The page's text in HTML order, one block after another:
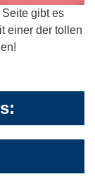
gibt es
einer der tollen